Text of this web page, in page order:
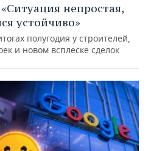
непростая,
устойчиво»
полугодия у строителей,
и новом всплеске сделок